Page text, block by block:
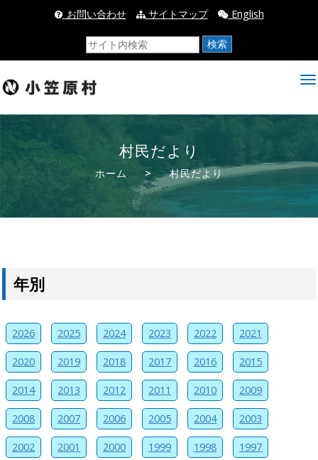
_お問い合わせ サイトマップ English
検索
村民だより
ホーム > 村民だより
年別
2026 2025 2024 2023 2022 2021
2020 2019 2018 2017 2016 2015
2014 2013 2012 2011 2010 2009
2008 2007 2006 2005 2004 2003
2002 2001 2000 1999 1998 1997